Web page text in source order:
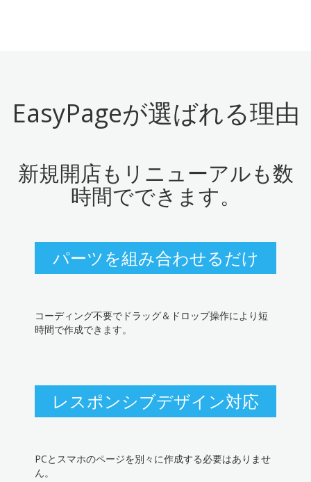
EasyPageが選ばれる理由
新規開店もリニューアルも数
時間でできます。
パーツを組み合わせるだけ
コーディング不要でドラッグ＆ドロップ操作により短
時間で作成できます。
レスポンシブデザイン対応
PCとスマホのページを別々に作成する必要はありませ
ん。